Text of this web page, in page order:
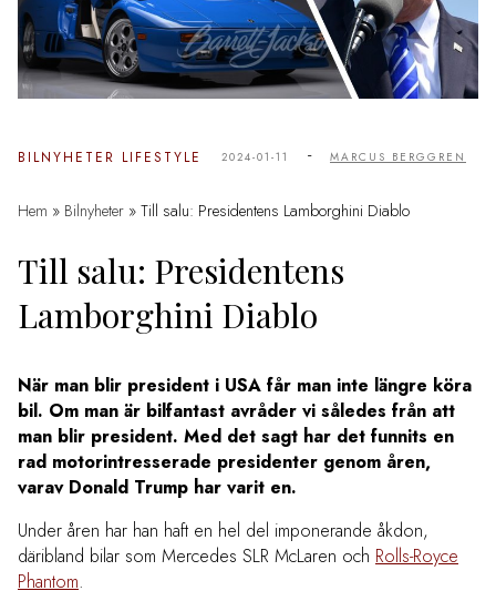
BILNYHETER LIFESTYLE 2024-01-11 - MARCUS BERGGREN
Hem » Bilnyheter » Till salu: Presidentens Lamborghini Diablo
Till salu: Presidentens
Lamborghini Diablo
När man blir president i USA får man inte längre köra
bil. Om man är bilfantast avråder vi således från att
man blir president. Med det sagt har det funnits en
rad motorintresserade presidenter genom åren,
varav Donald Trump har varit en.
Under åren har han haft en hel del imponerande åkdon,
däribland bilar som Mercedes SLR McLaren och Rolls-Royce
Phantom.